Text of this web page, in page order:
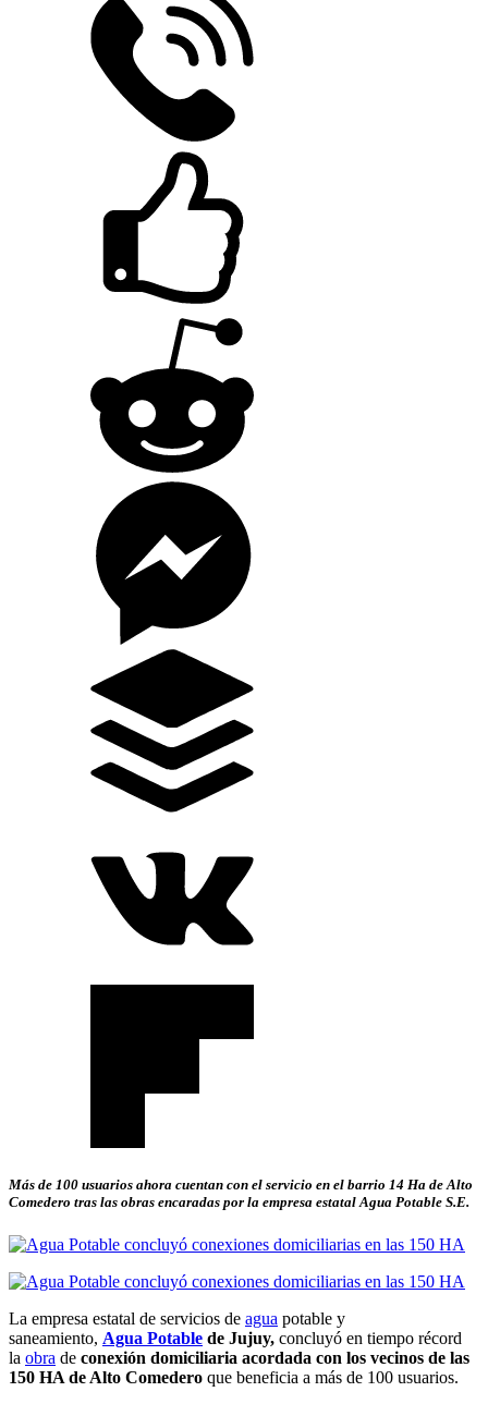
Más de 100 usuarios ahora cuentan con el servicio en el barrio 14 Ha de Alto
Comedero tras las obras encaradas por la empresa estatal Agua Potable S.E.
La empresa estatal de servicios de agua potable y
saneamiento, Agua Potable de Jujuy, concluyó en tiempo récord
la obra de conexión domiciliaria acordada con los vecinos de las
150 HA de Alto Comedero que beneficia a más de 100 usuarios.